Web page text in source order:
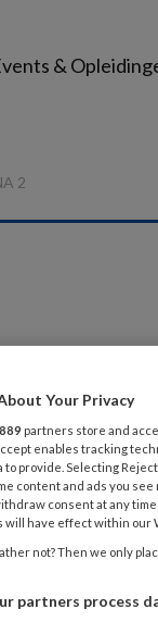
&
2
Doe
is je
familie?” of
Your Privacy
889 partners store and
enables tracking
to provide. Selecting
content and ads you
consent at any
will have effect within our
not? Then we only
partners process